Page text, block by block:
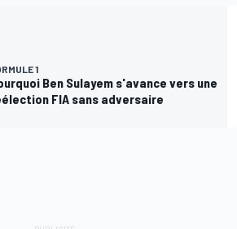
1
Ben Sulayem s'avance vers une
FIA sans adversaire